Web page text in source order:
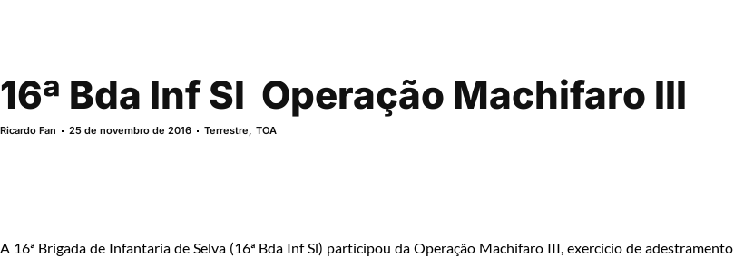
16ª Bda Inf Sl  Operação Machifaro III
Ricardo Fan 25 de novembro de 2016 Terrestre,TOA
A 16ª Brigada de Infantaria de Selva (16ª Bda Inf Sl) participou da Operação Machifaro III, exercício de adestramento